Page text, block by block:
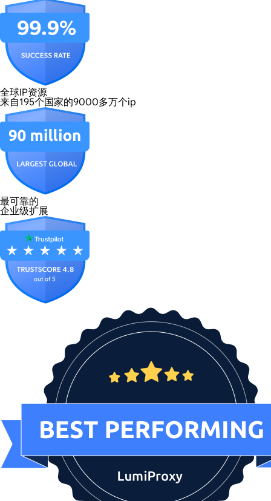
全球IP资源
来自195个国家的9000多万个ip
最可靠的
企业级扩展